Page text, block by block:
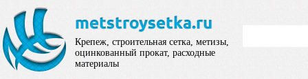
Крепеж, строительная сетка, метизы,
оцинкованный прокат, расходные
материалы